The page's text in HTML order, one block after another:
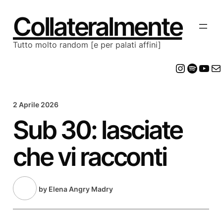
contenuto
Collateralmente
Tutto molto random [e per palati affini]
2 Aprile 2026
Sub 30: lasciate
che vi racconti
by Elena Angry Madry